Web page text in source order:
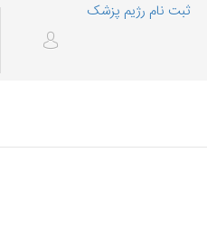
ثبت نام رژیم پزشک